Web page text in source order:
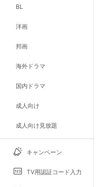
BL
洋画
邦画
海外ドラマ
国内ドラマ
成人向け
成人向け見放題
キャンペーン
TV用認証コード入力